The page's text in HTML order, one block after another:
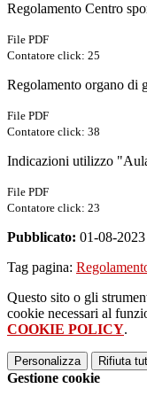
Regolamento Centro
File PDF
Contatore click: 25
Regolamento organo di
File PDF
Contatore click: 38
Indicazioni utilizzo
File PDF
Contatore click: 23
Pubblicato: 01-08-
Tag pagina:
Questo sito o gli
cookie necessari al
COOKIE POLICY.
Personalizza Rifiuta
Gestione cookie